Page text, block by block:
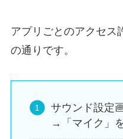
アプリごとのアクセス
の通りです。
サウンド設定
→「マイク」